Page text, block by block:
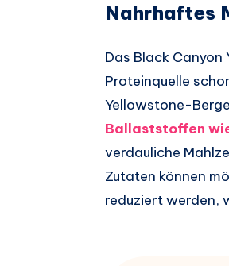
Nahrhaftes
Das Black
Proteinquelle
Yellowstone-
Ballaststoffen
verdauliche
Zutaten können
reduziert werden,